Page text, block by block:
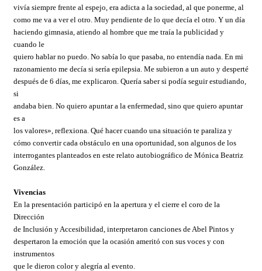
vivía siempre frente al espejo, era adicta a la sociedad, al que ponerme, al
como me va a ver el otro. Muy pendiente de lo que decía el otro. Y un día
haciendo gimnasia, atiendo al hombre que me traía la publicidad y
cuando le
quiero hablar no puedo. No sabía lo que pasaba, no entendía nada. En mi
razonamiento me decía si sería epilepsia. Me subieron a un auto y desperté
después de 6 días, me explicaron. Quería saber si podía seguir estudiando,
si
andaba bien. No quiero apuntar a la enfermedad, sino que quiero apuntar
es a
los valores», reflexiona. Qué hacer cuando una situación te paraliza y
cómo convertir cada obstáculo en una oportunidad, son algunos de los
interrogantes planteados en este relato autobiográfico de Mónica Beatriz
González.
Vivencias
En la presentación participó en la apertura y el cierre el coro de la
Dirección
de Inclusión y Accesibilidad, interpretaron canciones de Abel Pintos y
despertaron la emoción que la ocasión ameritó con sus voces y con
instrumentos
que le dieron color y alegría al evento.